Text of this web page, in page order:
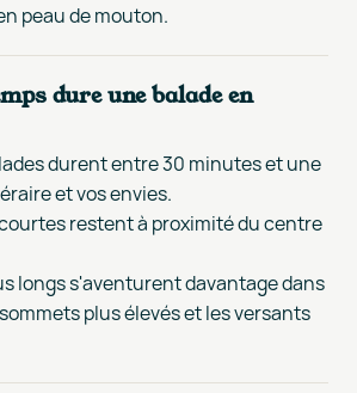
peau de mouton.
dure une balade en
durent entre 30 minutes et une
et vos envies.
restent à proximité du centre
longs s'aventurent davantage dans
plus élevés et les versants